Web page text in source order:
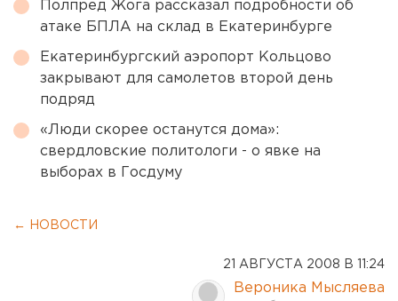
Полпред Жога рассказал подробности об
атаке БПЛА на склад в Екатеринбурге
Екатеринбургский аэропорт Кольцово
закрывают для самолетов второй день
подряд
«Люди скорее останутся дома»:
свердловские политологи - о явке на
выборах в Госдуму
← НОВОСТИ
21 АВГУСТА 2008 В 11:24
Вероника Мысляева